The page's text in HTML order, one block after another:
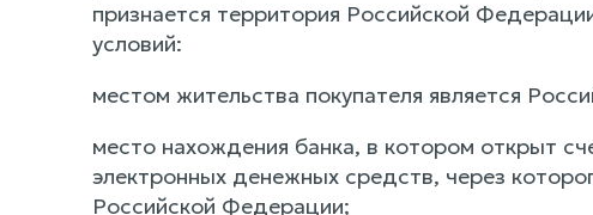
признается территория Российской
условий:
местом жительства покупателя является
место нахождения банка, в котором открыт
электронных денежных средств, через
Российской Федерации;